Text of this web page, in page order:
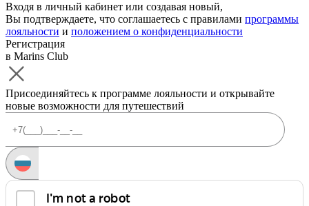
Входя в личный кабинет или создавая новый,
Вы подтверждаете, что соглашаетесь с правилами программы
лояльности и положением о конфиденциальности
Регистрация
в Marins Club
Присоединяйтесь к программе лояльности и открывайте
новые возможности для путешествий